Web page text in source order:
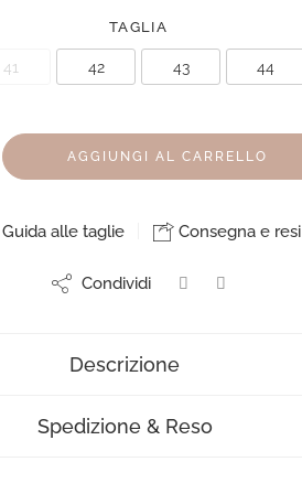
TAGLIA
41 42 43 44
AGGIUNGI AL CARRELLO
alle taglie Consegna e resi
Condividi
Descrizione
Spedizione & Reso